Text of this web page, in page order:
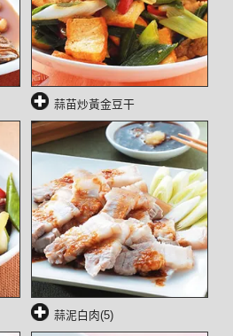
蒜苗炒黃金豆干
蒜泥白肉(5)